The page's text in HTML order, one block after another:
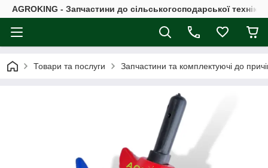
AGROKING - Запчастини до сільськогосподарської
Товари та послуги Запчастини та комплектуючі до